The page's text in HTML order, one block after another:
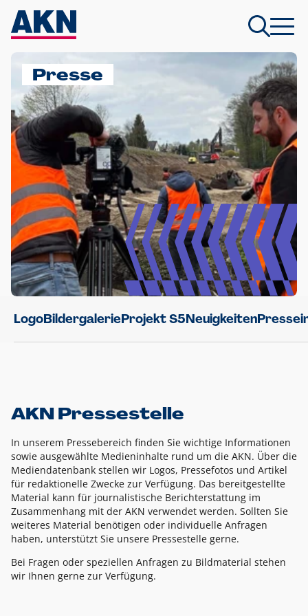
Presse
LogoBildergalerieProjekt S5Neuigkeiten
AKN Pressestelle
In unserem Pressebereich finden Sie wichtige Informationen
sowie ausgewählte Medieninhalte rund um die AKN. Über die
Mediendatenbank stellen wir Logos, Pressefotos und Artikel
für redaktionelle Zwecke zur Verfügung. Das bereitgestellte
Material kann für journalistische Berichterstattung im
Zusammenhang mit der AKN verwendet werden. Sollten Sie
weiteres Material benötigen oder individuelle Anfragen
haben, unterstützt Sie unsere Pressestelle gerne.
Bei Fragen oder speziellen Anfragen zu Bildmaterial stehen
wir Ihnen gerne zur Verfügung.